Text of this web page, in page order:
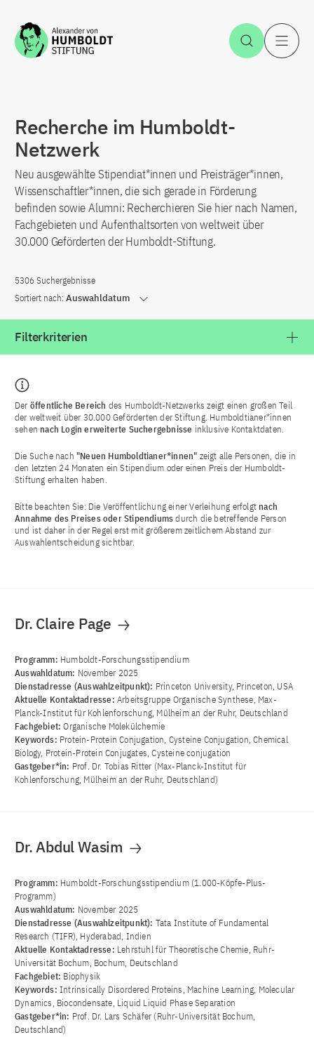
Zum Inhalt springen Suche
Recherche im Humboldt-
Netzwerk
Neu ausgewählte Stipendiat*innen und Preisträger*innen,
Wissenschaftler*innen, die sich gerade in Förderung
befinden sowie Alumni: Recherchieren Sie hier nach Namen,
Fachgebieten und Aufenthaltsorten von weltweit über
30.000 Geförderten der Humboldt-Stiftung.
5306 Suchergebnisse
Sortiert nach: Auswahldatum
Filterkriterien
Der öffentliche Bereich des Humboldt-Netzwerks zeigt einen großen Teil
der weltweit über 30.000 Geförderten der Stiftung. Humboldtianer*innen
sehen nach Login erweiterte Suchergebnisse inklusive Kontaktdaten.
Die Suche nach "Neuen Humboldtianer*innen" zeigt alle Personen, die in
den letzten 24 Monaten ein Stipendium oder einen Preis der Humboldt-
Stiftung erhalten haben.
Bitte beachten Sie: Die Veröffentlichung einer Verleihung erfolgt nach
Annahme des Preises oder Stipendiumsdurch die betreffende Person
und ist daher in der Regel erst mit größerem zeitlichem Abstand zur
Auswahlentscheidung sichtbar.
Dr. Claire Page
Programm: Humboldt-Forschungsstipendium
Auswahldatum: November 2025
Dienstadresse (Auswahlzeitpunkt): Princeton University, Princeton, USA
Aktuelle Kontaktadresse: Arbeitsgruppe Organische Synthese, Max-
Planck-Institut für Kohlenforschung, Mülheim an der Ruhr, Deutschland
Fachgebiet:Organische Molekülchemie
Keywords: Protein-Protein Conjugation, Cysteine Conjugation, Chemical
Biology, Protein-Protein Conjugates, Cysteine conjugation
Gastgeber*in: Prof. Dr. Tobias Ritter (Max-Planck-Institut für
Kohlenforschung, Mülheim an der Ruhr, Deutschland)
Dr. Abdul Wasim
Programm: Humboldt-Forschungsstipendium (1.000-Köpfe-Plus-
Programm)
Auswahldatum: November 2025
Dienstadresse (Auswahlzeitpunkt): Tata Institute of Fundamental
Research (TIFR), Hyderabad, Indien
Aktuelle Kontaktadresse: Lehrstuhl für Theoretische Chemie, Ruhr-
Universität Bochum, Bochum, Deutschland
Fachgebiet: Biophysik
Keywords: Intrinsically Disordered Proteins, Machine Learning, Molecular
Dynamics, Biocondensate, Liquid Liquid Phase Separation
Gastgeber*in: Prof. Dr. Lars Schäfer (Ruhr-Universität Bochum,
Deutschland)